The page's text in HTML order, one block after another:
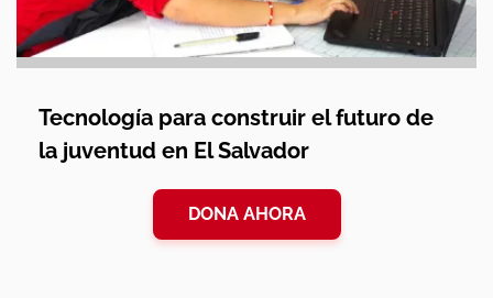
Tecnología para construir el futuro de
la juventud en El Salvador
DONA AHORA